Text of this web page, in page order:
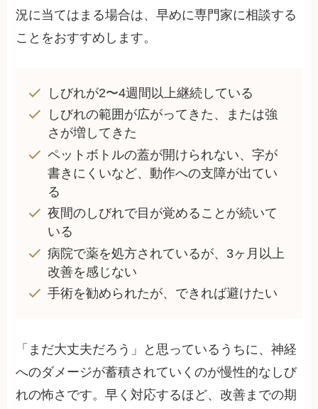
況に当てはまる場合は、早めに専門家に相談する
ことをおすすめします。
しびれが2〜4週間以上継続している
しびれの範囲が広がってきた、または強
さが増してきた
ペットボトルの蓋が開けられない、字が
書きにくいなど、動作への支障が出てい
る
夜間のしびれで目が覚めることが続いて
いる
病院で薬を処方されているが、3ヶ月以上
改善を感じない
手術を勧められたが、できれば避けたい
「まだ大丈夫だろう」と思っているうちに、神経
へのダメージが蓄積されていくのが慢性的なしび
れの怖さです。早く対応するほど、改善までの期